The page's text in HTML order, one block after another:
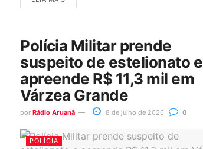
Polícia Militar prende
suspeito de estelionato e
apreende R$ 11,3 mil em
Várzea Grande
por Rádio Aruanã 8 de julho de 2026 0
POLÍCIA